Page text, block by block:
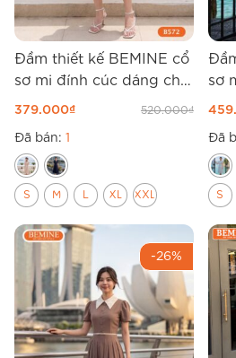
Đầm thiết kế BEMINE cổ
sơ mi đính cúc dáng chữ
A B572
379.000₫ 520.000₫
Đã bán: 1
S M L XL XXL
sơ
Đã
S
-26%